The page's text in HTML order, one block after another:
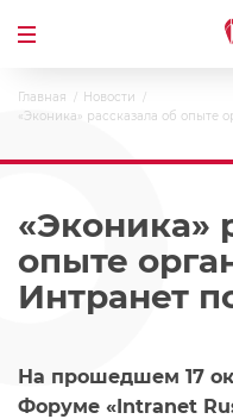
Главная
Новости
«Эконика» рассказала об опыте
«Эконика»
опыте
Интранет
На прошедшем 17
Форуме «Intranet